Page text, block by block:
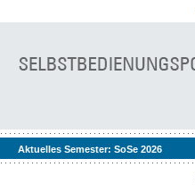
Aktuelles Semester: SoSe 2026